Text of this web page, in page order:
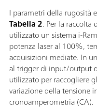
I parametri della rugosità
Tabella 2. Per la raccolta
utilizzato un sistema i-
potenza laser al 100%,
acquisizioni mediate. In
al trigger di input/output
utilizzato per raccogliere
variazione della tensione
cronoamperometria (CA).